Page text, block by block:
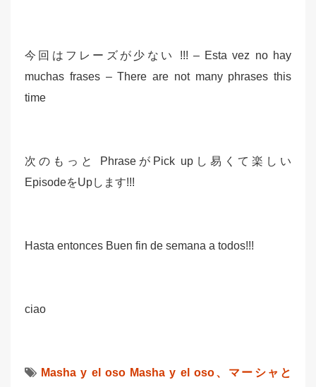
今回はフレーズが少ない !!! – Esta vez no hay
muchas frases – There are not many phrases this
time
次のもっと PhraseがPick upし易くて楽しい
EpisodeをUpします!!!
Hasta entonces Buen fin de semana a todos!!!
ciao
Masha y el oso Masha y el oso、マーシャと